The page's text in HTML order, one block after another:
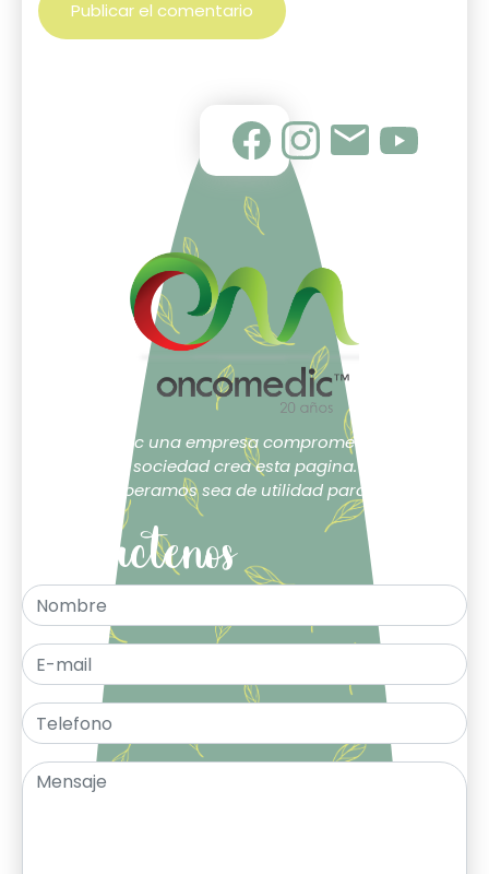
Oncomedic una empresa comprometida con la
sociedad crea esta pagina.
Esperamos sea de utilidad para ti.
Contáctenos